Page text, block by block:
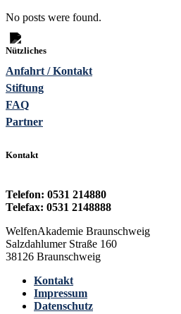
No posts were found.
Nützliches
Anfahrt / Kontakt
Stiftung
FAQ
Partner
Kontakt
Telefon: 0531 214880
Telefax: 0531 2148888
WelfenAkademie Braunschweig
Salzdahlumer Straße 160
38126 Braunschweig
Kontakt
Impressum
Datenschutz